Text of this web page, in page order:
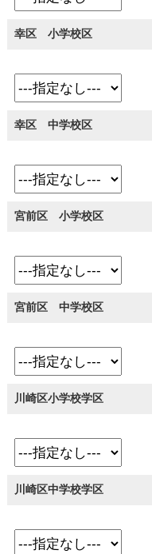
幸区 小学校区
幸区 中学校区
宮前区 小学校区
宮前区 中学校区
川崎区小学校学区
川崎区中学校学区